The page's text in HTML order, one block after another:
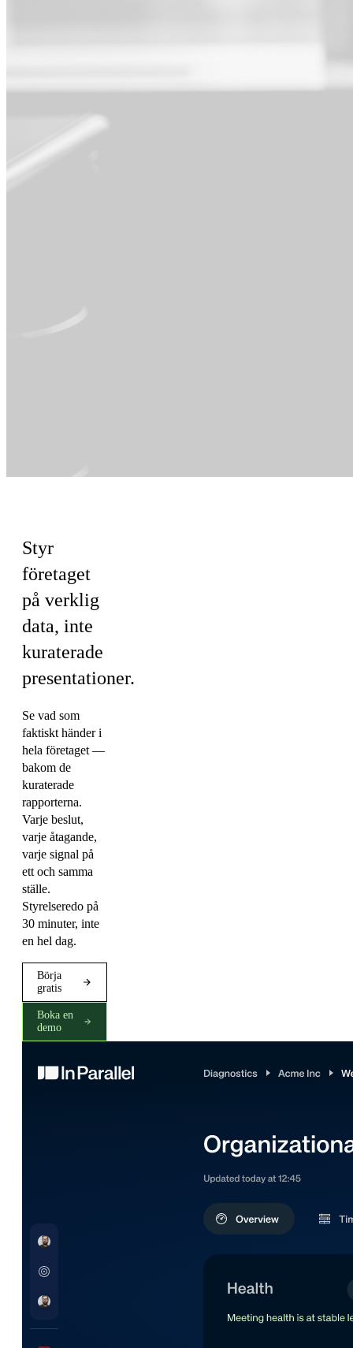
Styr
företaget
på verklig
data, inte
kuraterade
presentationer.
Se vad som
faktiskt händer i
hela företaget —
bakom de
kuraterade
rapporterna.
Varje beslut,
varje åtagande,
varje signal på
ett och samma
ställe.
Styrelseredo på
30 minuter, inte
en hel dag.
Börja
gratis
Boka en
demo